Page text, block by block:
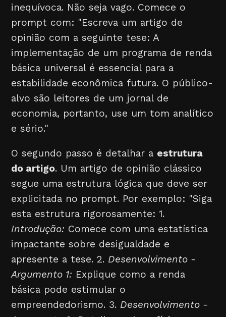
inequívoca. Não seja vago. Comece o
prompt com: "Escreva um artigo de
opinião com a seguinte tese: A
implementação de um programa de renda
básica universal é essencial para a
estabilidade econômica futura. O público-
alvo são leitores de um jornal de
economia, portanto, use um tom analítico
e sério."
O segundo passo é detalhar a estrutura
do artigo. Um artigo de opinião clássico
segue uma estrutura lógica que deve ser
explicitada no prompt. Por exemplo: "Siga
esta estrutura rigorosamente: 1.
Introdução: Comece com uma estatística
impactante sobre desigualdade e
apresente a tese. 2. Desenvolvimento -
Argumento 1: Explique como a renda
básica pode estimular o
empreendedorismo. 3. Desenvolvimento -